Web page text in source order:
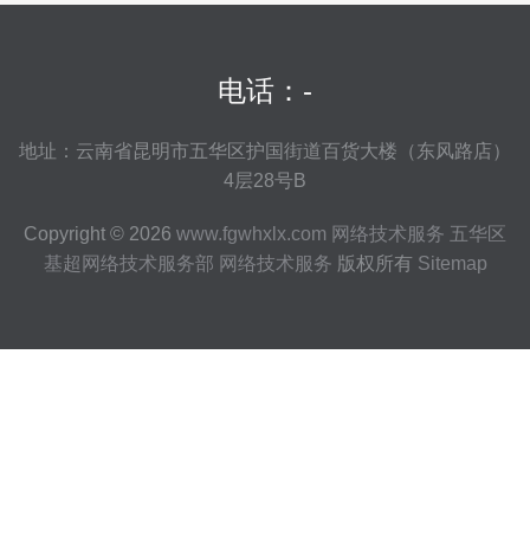
电话：-
地址：云南省昆明市五华区护国街道百货大楼（东风路店）
4层28号B
Copyright © 2026 www.fgwhxlx.com 网络技术服务 五华区
基超网络技术服务部 网络技术服务 版权所有 Sitemap